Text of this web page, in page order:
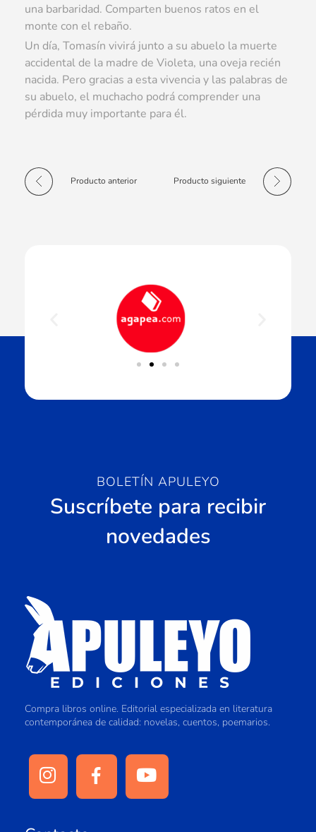
una barbaridad. Comparten buenos ratos en el
monte con el rebaño.
Un día, Tomasín vivirá junto a su abuelo la muerte
accidental de la madre de Violeta, una oveja recién
nacida. Pero gracias a esta vivencia y las palabras de
su abuelo, el muchacho podrá comprender una
pérdida muy importante para él.
Producto anterior Producto siguiente
BOLETÍN APULEYO
Suscríbete para recibir
novedades
Compra libros online. Editorial especializada en literatura
contemporánea de calidad: novelas, cuentos, poemarios.